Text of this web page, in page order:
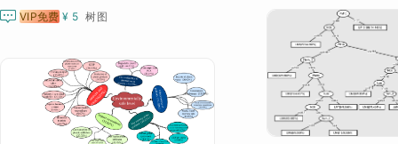
 VIP免费 ¥ 5 树图